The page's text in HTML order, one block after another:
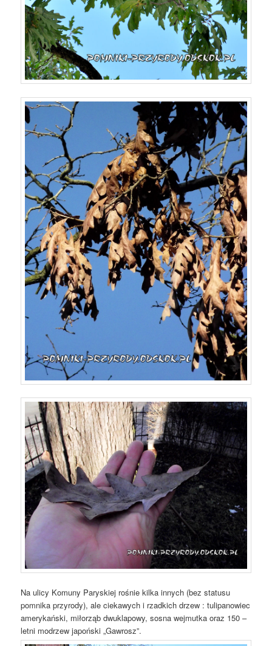
Na ulicy Komuny Paryskiej rośnie kilka innych (bez statusu
pomnika przyrody), ale ciekawych i rzadkich drzew : tulipanowiec
amerykański, miłorząb dwuklapowy, sosna wejmutka oraz 150 –
letni modrzew japoński „Gawrosz”.